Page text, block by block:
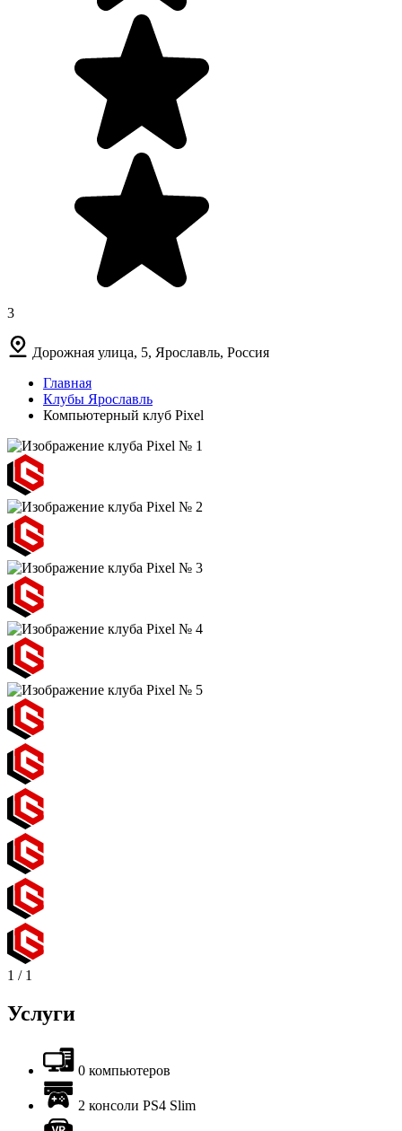
3
Дорожная улица, 5, Ярославль, Россия
Главная
Клубы Ярославль
Компьютерный клуб Pixel
1 / 1
Услуги
0 компьютеров
2 консоли PS4 Slim